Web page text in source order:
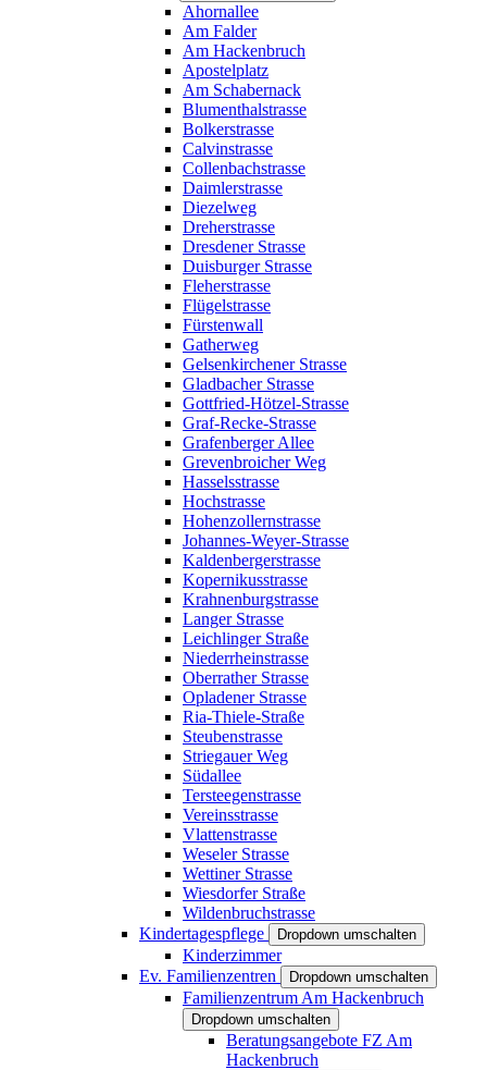
Ahornallee
Am Falder
Am Hackenbruch
Apostelplatz
Am Schabernack
Blumenthalstrasse
Bolkerstrasse
Calvinstrasse
Collenbachstrasse
Daimlerstrasse
Diezelweg
Dreherstrasse
Dresdener Strasse
Duisburger Strasse
Fleherstrasse
Flügelstrasse
Fürstenwall
Gatherweg
Gelsenkirchener Strasse
Gladbacher Strasse
Gottfried-Hötzel-Strasse
Graf-Recke-Strasse
Grafenberger Allee
Grevenbroicher Weg
Hasselsstrasse
Hochstrasse
Hohenzollernstrasse
Johannes-Weyer-Strasse
Kaldenbergerstrasse
Kopernikusstrasse
Krahnenburgstrasse
Langer Strasse
Leichlinger Straße
Niederrheinstrasse
Oberrather Strasse
Opladener Strasse
Ria-Thiele-Straße
Steubenstrasse
Striegauer Weg
Südallee
Tersteegenstrasse
Vereinsstrasse
Vlattenstrasse
Weseler Strasse
Wettiner Strasse
Wiesdorfer Straße
Wildenbruchstrasse
Kindertagespflege
Dropdown umschalten
Kinderzimmer
Ev. Familienzentren
Dropdown umschalten
Familienzentrum Am Hackenbruch
Dropdown umschalten
Beratungsangebote FZ Am
Hackenbruch